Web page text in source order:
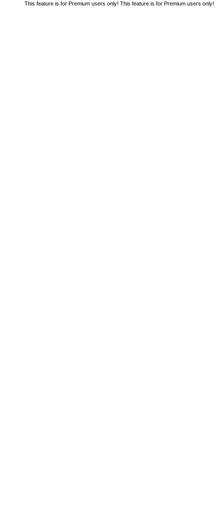
This feature is for Premium users only! This feature is for Premium users only!